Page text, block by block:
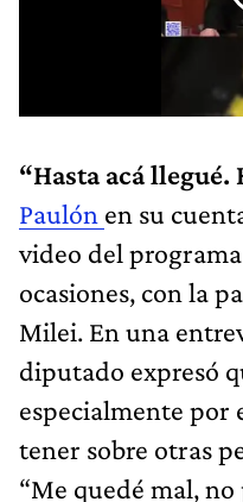
“Hasta acá llegué.
Paulón en su
video del
ocasiones, con la
Milei. En una
diputado expresó
especialmente por
tener sobre otras
“Me quedé mal,